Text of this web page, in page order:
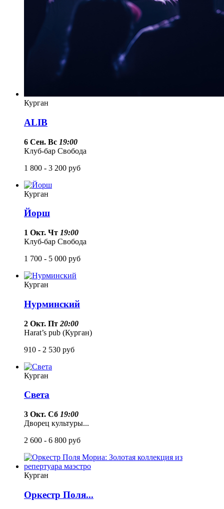
Курган
ALIB
6 Сен. Вс 19:00
Клуб-бар Свобода
1 800 - 3 200 руб
Курган
Йорш
1 Окт. Чт 19:00
Клуб-бар Свобода
1 700 - 5 000 руб
Курган
Нурминский
2 Окт. Пт 20:00
Harat’s pub (Курган)
910 - 2 530 руб
Курган
Света
3 Окт. Сб 19:00
Дворец культуры...
2 600 - 6 800 руб
Курган
Оркестр Поля...